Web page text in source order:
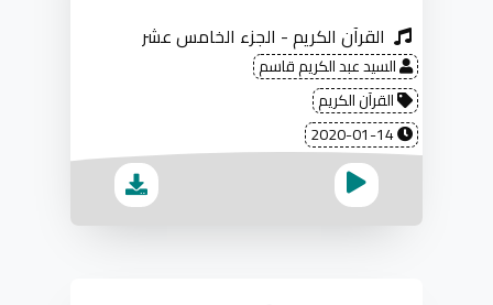
القرآن الكريم - الجزء الخامس عشر
السيد عبد الكريم قاسم
القرآن الكريم